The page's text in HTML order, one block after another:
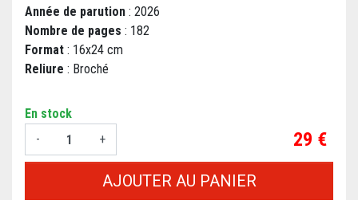
Année de parution : 2026
Nombre de pages : 182
Format : 16x24 cm
Reliure : Broché
En stock
-
+ Prix
29 €
AJOUTER AU PANIER